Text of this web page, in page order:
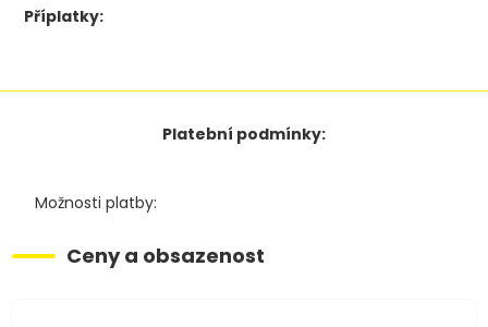
Příplatky:
Platební podmínky:
Možnosti platby:
Ceny a obsazenost